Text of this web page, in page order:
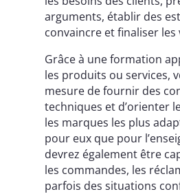
arguments, établir des
convaincre et finaliser les
Grâce à une formation
les produits ou services,
mesure de fournir des
techniques et d’orienter
les marques les plus
pour eux que pour
devrez également être
les commandes, les
parfois des situations